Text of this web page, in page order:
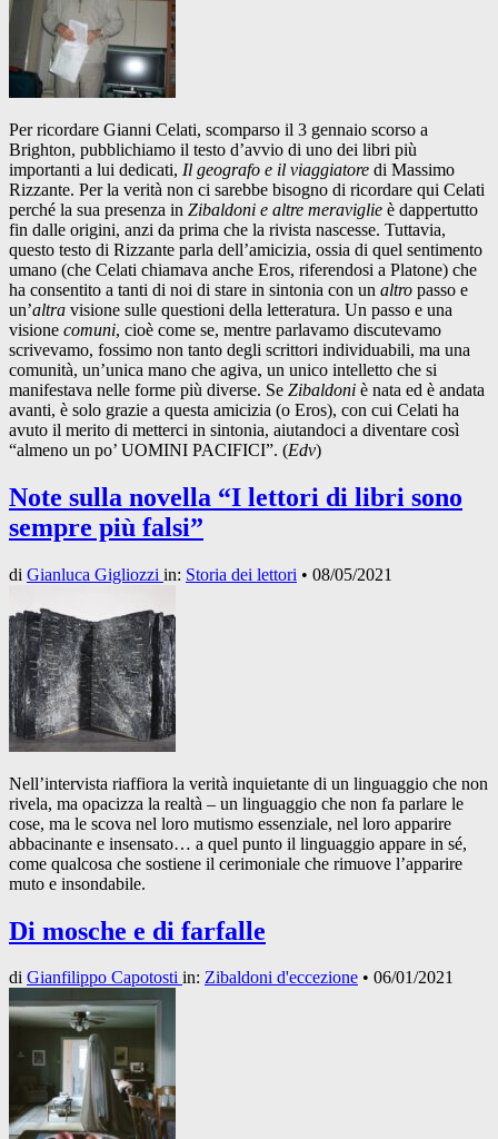
Per ricordare Gianni Celati, scomparso il 3 gennaio scorso a
Brighton, pubblichiamo il testo d’avvio di uno dei libri più
importanti a lui dedicati, Il geografo e il viaggiatore di Massimo
Rizzante. Per la verità non ci sarebbe bisogno di ricordare qui Celati
perché la sua presenza in Zibaldoni e altre meraviglie è dappertutto
fin dalle origini, anzi da prima che la rivista nascesse. Tuttavia,
questo testo di Rizzante parla dell’amicizia, ossia di quel sentimento
umano (che Celati chiamava anche Eros, riferendosi a Platone) che
ha consentito a tanti di noi di stare in sintonia con un altro passo e
un’altra visione sulle questioni della letteratura. Un passo e una
visione comuni, cioè come se, mentre parlavamo discutevamo
scrivevamo, fossimo non tanto degli scrittori individuabili, ma una
comunità, un’unica mano che agiva, un unico intelletto che si
manifestava nelle forme più diverse. Se Zibaldoni è nata ed è andata
avanti, è solo grazie a questa amicizia (o Eros), con cui Celati ha
avuto il merito di metterci in sintonia, aiutandoci a diventare così
“almeno un po’ UOMINI PACIFICI”. (Edv)
Note sulla novella “I lettori di libri sono
sempre più falsi”
di Gianluca Gigliozzi in: Storia dei lettori • 08/05/2021
Nell’intervista riaffiora la verità inquietante di un linguaggio che non
rivela, ma opacizza la realtà – un linguaggio che non fa parlare le
cose, ma le scova nel loro mutismo essenziale, nel loro apparire
abbacinante e insensato… a quel punto il linguaggio appare in sé,
come qualcosa che sostiene il cerimoniale che rimuove l’apparire
muto e insondabile.
Di mosche e di farfalle
di Gianfilippo Capotosti in: Zibaldoni d'eccezione • 06/01/2021